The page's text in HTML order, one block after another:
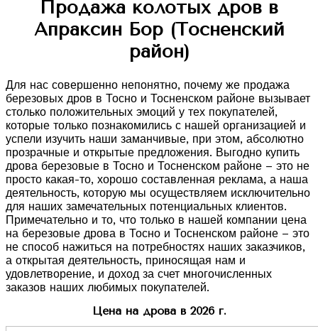
Продажа колотых дров в
Апраксин Бор (Тосненский
район)
Для нас совершенно непонятно, почему же продажа
березовых дров в Тосно и Тосненском районе вызывает
столько положительных эмоций у тех покупателей,
которые только познакомились с нашей организацией и
успели изучить наши заманчивые, при этом, абсолютно
прозрачные и открытые предложения. Выгодно купить
дрова березовые в Тосно и Тосненском районе – это не
просто какая-то, хорошо составленная реклама, а наша
деятельность, которую мы осуществляем исключительно
для наших замечательных потенциальных клиентов.
Примечательно и то, что только в нашей компании цена
на березовые дрова в Тосно и Тосненском районе – это
не способ нажиться на потребностях наших заказчиков,
а открытая деятельность, приносящая нам и
удовлетворение, и доход за счет многочисленных
заказов наших любимых покупателей.
Цена на дрова в 2026 г.